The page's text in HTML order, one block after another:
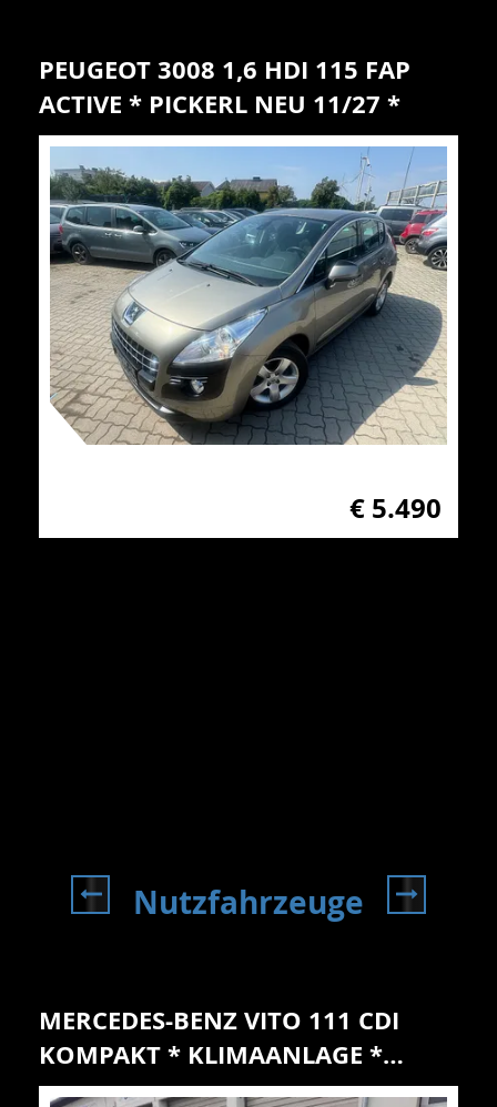
PEUGEOT 3008 1,6 HDI 115 FAP
ACTIVE * PICKERL NEU 11/27 *
€ 5.490
Nutzfahrzeuge
MERCEDES-BENZ VITO 111 CDI
KOMPAKT * KLIMAANLAGE *
TRANSPORTER / KASTENWAGEN